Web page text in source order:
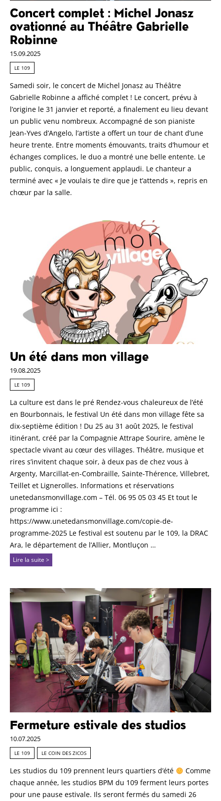
Concert complet : Michel Jonasz
ovationné au Théâtre Gabrielle
Robinne
15.09.2025
LE 109
Samedi soir, le concert de Michel Jonasz au Théâtre
Gabrielle Robinne a affiché complet ! Le concert, prévu à
l’origine le 31 janvier et reporté, a finalement eu lieu devant
un public venu nombreux. Accompagné de son pianiste
Jean-Yves d’Angelo, l’artiste a offert un tour de chant d’une
heure trente. Entre moments émouvants, traits d’humour et
échanges complices, le duo a montré une belle entente. Le
public, conquis, a longuement applaudi. Le chanteur a
terminé avec « Je voulais te dire que je t’attends », repris en
chœur par la salle.
Un été dans mon village
19.08.2025
LE 109
La culture est dans le pré Rendez-vous chaleureux de l’été
en Bourbonnais, le festival Un été dans mon village fête sa
dix-septième édition ! Du 25 au 31 août 2025, le festival
itinérant, créé par la Compagnie Attrape Sourire, amène le
spectacle vivant au cœur des villages. Théâtre, musique et
rires s’invitent chaque soir, à deux pas de chez vous à
Argenty, Marcillat-en-Combraille, Sainte-Thérence, Villebret,
Teillet et Lignerolles. Informations et réservations
unetedansmonvillage.com – Tél. 06 95 05 03 45 Et tout le
programme ici :
https://www.unetedansmonvillage.com/copie-de-
programme-2025 Le festival est soutenu par le 109, la DRAC
Ara, le département de l’Allier, Montluçon …
Lire la suite >
Fermeture estivale des studios
10.07.2025
LE 109 LE COIN DES ZICOS
Les studios du 109 prennent leurs quartiers d’été
Comme
chaque année, les studios BPM du 109 ferment leurs portes
pour une pause estivale. Ils seront fermés du samedi 26